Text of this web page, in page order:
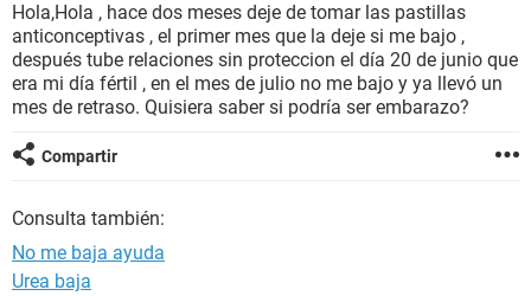
BIENESTAR
SEXUALIDAD
GLOSARIO
Hola,Hola , hace dos meses deje de tomar las pastillas
anticonceptivas , el primer mes que la deje si me bajo ,
después tube relaciones sin proteccion el día 20 de junio que
era mi día fértil , en el mes de julio no me bajo y ya llevó un
mes de retraso. Quisiera saber si podría ser embarazo?
Compartir
Consulta también:
No me baja ayuda
Urea baja